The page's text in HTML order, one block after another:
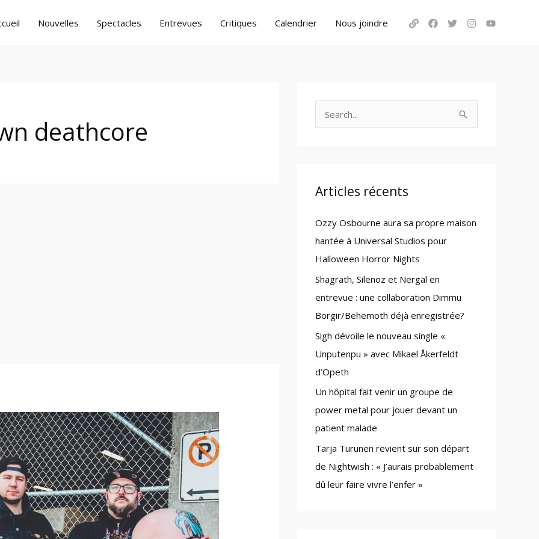
Nouvelles Spectacles Entrevues Critiques Calendrier Nous joindre
deathcore
c
f
o
r
:
Articles récents
Ozzy Osbourne aura sa propre maison
hantée à Universal Studios pour
Halloween Horror Nights
Shagrath, Silenoz et Nergal en
entrevue : une collaboration Dimmu
Borgir/Behemoth déjà enregistrée?
Sigh dévoile le nouveau single «
Unputenpu » avec Mikael Åkerfeldt
d’Opeth
Un hôpital fait venir un groupe de
power metal pour jouer devant un
patient malade
Tarja Turunen revient sur son départ
de Nightwish : « J’aurais probablement
dû leur faire vivre l’enfer »